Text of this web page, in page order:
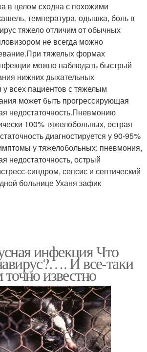
в целом сходна с похожими
температура, одышка, боль в
тяжело отличим от обычных
не всегда можно
тяжелых формах
можно наблюдать быстрый
нижних дыхательных
у всех пациентов с тяжелым
может быть прогрессирующая
недостаточность.Пневмонию
100% тяжелобольных, острая
диагностируется у 90-95%
у тяжелобольных: пневмония,
недостаточность, острый
синдром, сепсис и септический
больнице Уханя зафик
инфекция Что
И все-таки
известно